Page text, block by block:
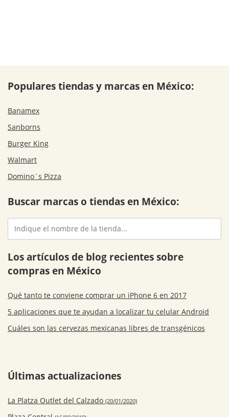
Populares tiendas y marcas en México:
Banamex
Sanborns
Burger King
Walmart
Domino´s Pizza
Buscar marcas o tiendas en México:
Los artículos de blog recientes sobre
compras en México
Qué tanto te conviene comprar un iPhone 6 en 2017
5 aplicaciones que te ayudan a localizar tu celular Android
Cuáles son las cervezas mexicanas libres de transgénicos
Últimas actualizaciones
La Platza Outlet del Calzado (20/01/2020)